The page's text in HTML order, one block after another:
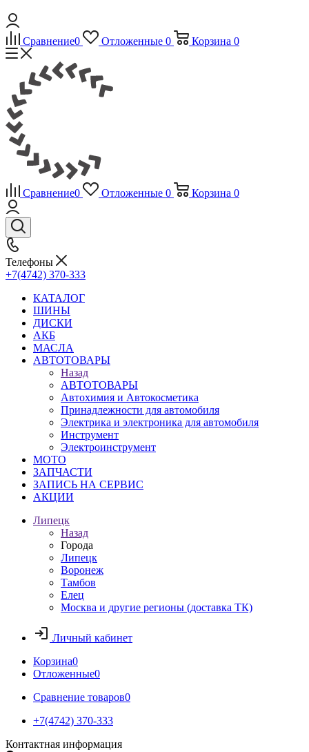
Сравнение0 Отложенные 0 Корзина 0
Сравнение0 Отложенные 0 Корзина 0
Телефоны
+7(4742) 370-333
КАТАЛОГ
ШИНЫ
ДИСКИ
АКБ
МАСЛА
АВТОТОВАРЫ
Назад
АВТОТОВАРЫ
Автохимия и Автокосметика
Принадлежности для автомобиля
Электрика и электроника для автомобиля
Инструмент
Электроинструмент
МОТО
ЗАПЧАСТИ
ЗАПИСЬ НА СЕРВИС
АКЦИИ
Липецк
Назад
Города
Липецк
Воронеж
Тамбов
Елец
Москва и другие регионы (доставка ТК)
Личный кабинет
Корзина0
Отложенные0
Сравнение товаров0
+7(4742) 370-333
Контактная информация